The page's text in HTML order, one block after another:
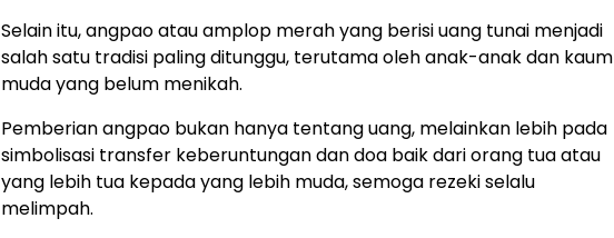
Selain itu, angpao atau amplop merah yang berisi uang tunai menjadi
salah satu tradisi paling ditunggu, terutama oleh anak-anak dan kaum
muda yang belum menikah.
Pemberian angpao bukan hanya tentang uang, melainkan lebih pada
simbolisasi transfer keberuntungan dan doa baik dari orang tua atau
yang lebih tua kepada yang lebih muda, semoga rezeki selalu
melimpah.